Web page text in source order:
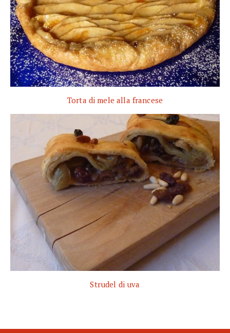
Torta di mele alla francese
Strudel di uva